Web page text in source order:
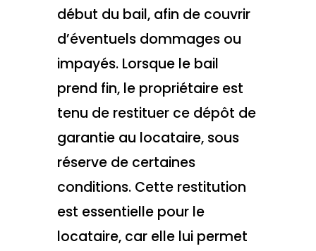
début du bail, afin de couvrir
d’éventuels dommages ou
impayés. Lorsque le bail
prend fin, le propriétaire est
tenu de restituer ce dépôt de
garantie au locataire, sous
réserve de certaines
conditions. Cette restitution
est essentielle pour le
locataire, car elle lui permet